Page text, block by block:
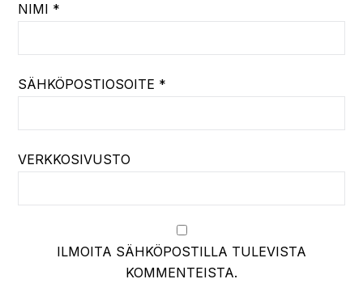
NIMI *
SÄHKÖPOSTIOSOITE *
VERKKOSIVUSTO
ILMOITA SÄHKÖPOSTILLA TULEVISTA
KOMMENTEISTA.